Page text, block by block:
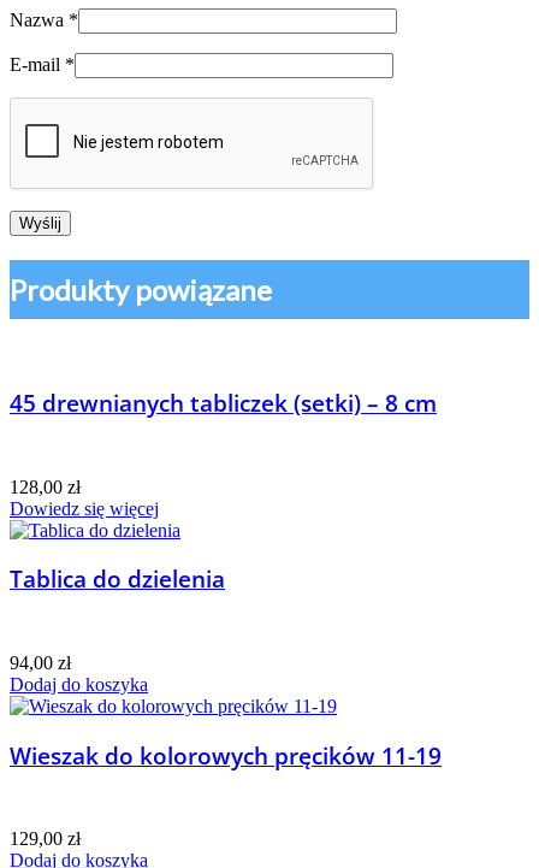
Nazwa *
E-mail *
Produkty powiązane
45 drewnianych tabliczek (setki) – 8 cm
128,00 zł
Dowiedz się więcej
Tablica do dzielenia
94,00 zł
Dodaj do koszyka
Wieszak do kolorowych pręcików 11-19
129,00 zł
Dodaj do koszyka